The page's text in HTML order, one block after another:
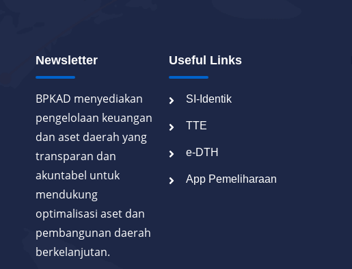
Newsletter
BPKAD menyediakan
pengelolaan keuangan
dan aset daerah yang
transparan dan
akuntabel untuk
mendukung
optimalisasi aset dan
pembangunan daerah
berkelanjutan.
Useful Links
SI-Identik
TTE
e-DTH
App Pemeliharaan